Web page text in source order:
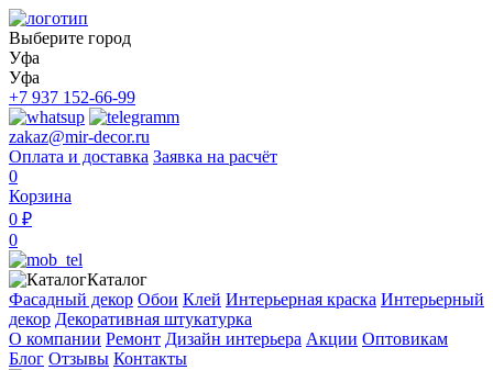
Выберите город
Уфа
Уфа
+7 937 152-66-99
zakaz@mir-decor.ru
Оплата и доставка Заявка на расчёт
0
Корзина
0 ₽
0
Каталог
Фасадный декор Обои Клей Интерьерная краска Интерьерный
декор Декоративная штукатурка
О компании Ремонт Дизайн интерьера Акции Оптовикам
Блог Отзывы Контакты